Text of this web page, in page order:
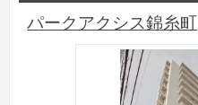
パークアクシス錦糸町